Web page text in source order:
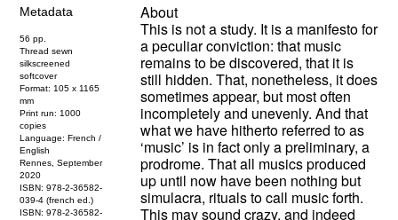
Metadata
56 pp.
Thread sewn
silkscreened
softcover
Format: 105 x 1165
mm
Print run: 1000
copies
Language: French /
English
Rennes, September
2020
ISBN: 978-2-36582-
039-4 (french ed.)
ISBN: 978-2-36582-
About
This is not a study. It is a manifesto for
a peculiar conviction: that music
remains to be discovered, that it is
still hidden.That, nonetheless, it does
sometimes appear, but most often
incompletely and unevenly. And that
what we have hitherto referred to as
‘music’ is in fact only a preliminary, a
prodrome. That all musics produced
up until now have been nothing but
simulacra, rituals to call music forth.
This may sound crazy, and indeed